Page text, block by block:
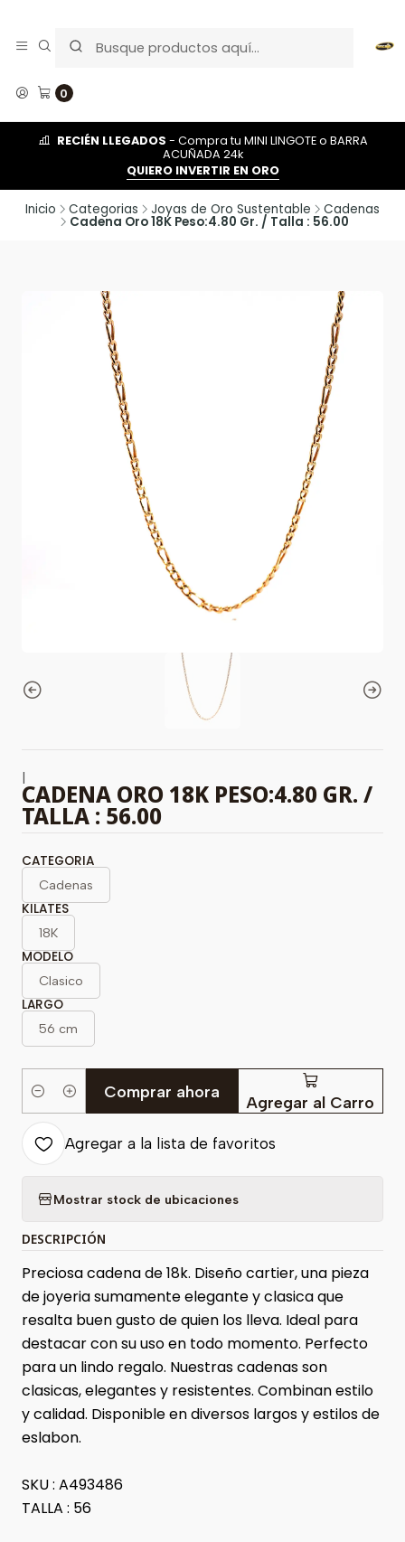
0
RECIÉN LLEGADOS - Compra tu MINI LINGOTE o BARRA
ACUÑADA 24k
QUIERO INVERTIR EN ORO
Inicio Categorias Joyas de Oro Sustentable Cadenas
Cadena Oro 18K Peso:4.80 Gr. / Talla : 56.00
|
CADENA ORO 18K PESO:4.80 GR. /
TALLA : 56.00
CATEGORIA
Cadenas
KILATES
18K
MODELO
Clasico
LARGO
56 cm
Cantidad Agregar al Carro
Comprar ahora
Agregar a la lista de favoritos
Mostrar stock de ubicaciones
DESCRIPCIÓN
Preciosa cadena de 18k. Diseño cartier, una pieza
de joyeria sumamente elegante y clasica que
resalta buen gusto de quien los lleva. Ideal para
destacar con su uso en todo momento. Perfecto
para un lindo regalo. Nuestras cadenas son
clasicas, elegantes y resistentes. Combinan estilo
y calidad. Disponible en diversos largos y estilos de
eslabon.
SKU : A493486
TALLA : 56